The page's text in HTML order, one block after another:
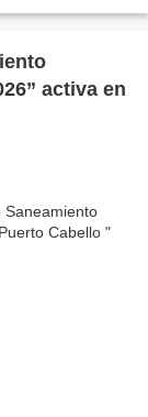
activa en